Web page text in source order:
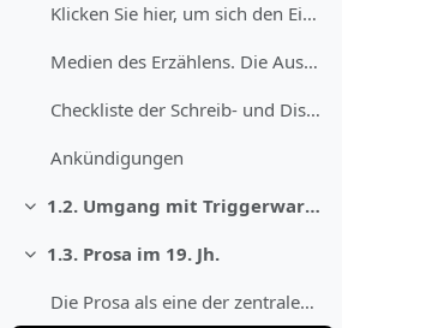
Klicken Sie hier, um sich den Einleitungstext vorl...
Medien des Erzählens. Die Ausdifferenzierung narra...
Checkliste der Schreib- und Diskussionaufgaben im Kurs
Ankündigungen
Minimalizuj 1.2. Umgang mit Triggerwarnungen
Minimalizuj
1.3. Prosa im 19. Jh.
Die Prosa als eine der zentralen literarischen Aus...